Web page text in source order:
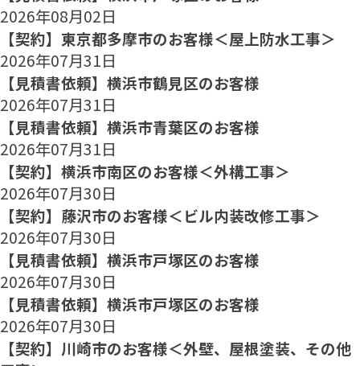
2026年08月02日
【契約】東京都多摩市のお客様＜屋上防水工事＞
2026年07月31日
【見積書依頼】横浜市鶴見区のお客様
2026年07月31日
【見積書依頼】横浜市青葉区のお客様
2026年07月31日
【契約】横浜市南区のお客様＜外構工事＞
2026年07月30日
【契約】藤沢市のお客様＜ビル内装改修工事＞
2026年07月30日
【見積書依頼】横浜市戸塚区のお客様
2026年07月30日
【見積書依頼】横浜市戸塚区のお客様
2026年07月30日
【契約】川崎市のお客様＜外壁、屋根塗装、その他